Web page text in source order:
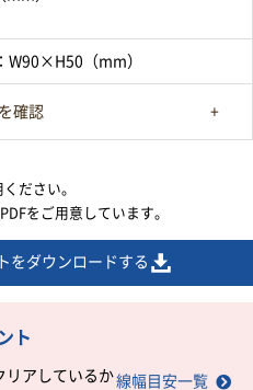
W90×H50（mm）
確認
ださい。
をご用意しています。
をダウンロードする
ト
リアしているか線幅目安一覧